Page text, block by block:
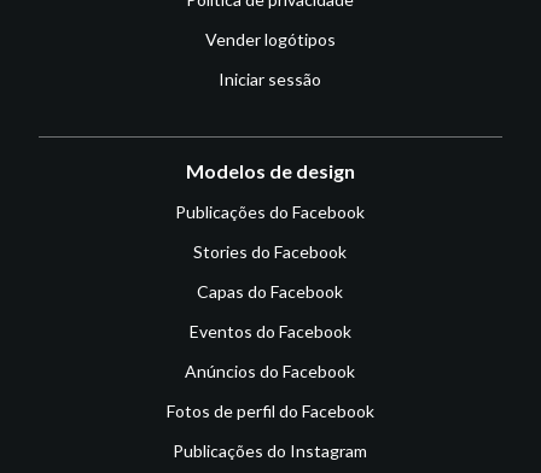
Vender logótipos
Iniciar sessão
Modelos de design
Publicações do Facebook
Stories do Facebook
Capas do Facebook
Eventos do Facebook
Anúncios do Facebook
Fotos de perfil do Facebook
Publicações do Instagram